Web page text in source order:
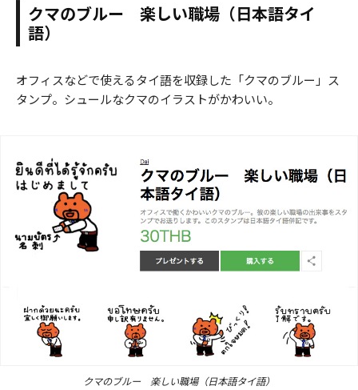
クマのブルー 楽しい職場（日本語タイ
語）
オフィスなどで使えるタイ語を収録した「クマのブルー」ス
タンプ。シュールなクマのイラストがかわいい。
クマのブルー 楽しい職場（日本語タイ語）